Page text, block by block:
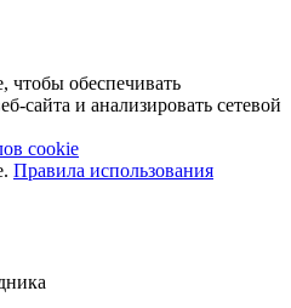
обеспечивать
сайта и анализировать сетевой
cookie
Правила использования